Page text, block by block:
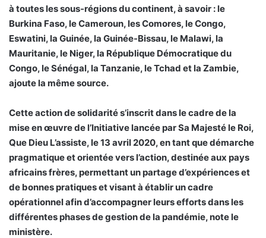
à toutes les sous-régions du continent, à savoir : le
Burkina Faso, le Cameroun, les Comores, le Congo,
Eswatini, la Guinée, la Guinée-Bissau, le Malawi, la
Mauritanie, le Niger, la République Démocratique du
Congo, le Sénégal, la Tanzanie, le Tchad et la Zambie,
ajoute la même source.
Cette action de solidarité s’inscrit dans le cadre de la
mise en œuvre de l’Initiative lancée par Sa Majesté le Roi,
Que Dieu L’assiste, le 13 avril 2020, en tant que démarche
pragmatique et orientée vers l’action, destinée aux pays
africains frères, permettant un partage d’expériences et
de bonnes pratiques et visant à établir un cadre
opérationnel afin d’accompagner leurs efforts dans les
différentes phases de gestion de la pandémie, note le
ministère.